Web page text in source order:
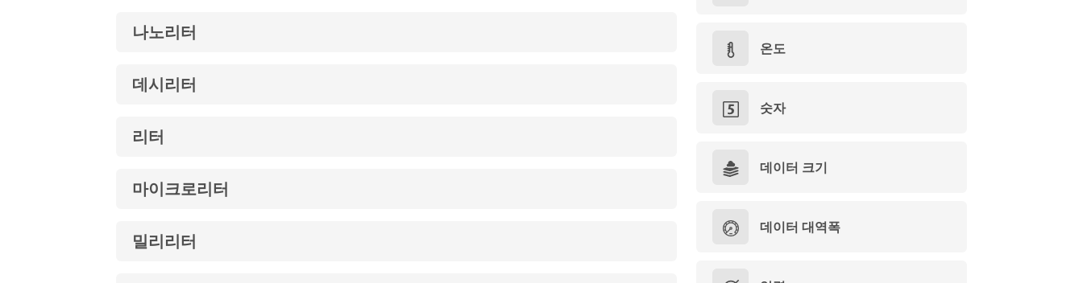
나노리터
데시리터
리터
마이크로리터
밀리리터
온도
숫자
데이터 크기
데이터 대역폭